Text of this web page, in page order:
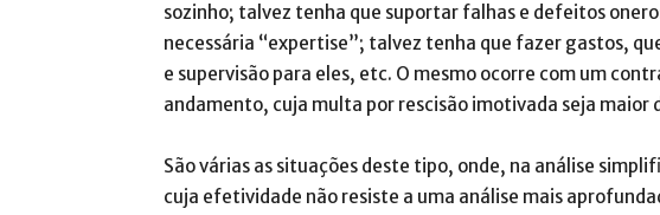
sozinho; talvez tenha que suportar falhas e defeitos
necessária “expertise”; talvez tenha que fazer gastos,
e supervisão para eles, etc. O mesmo ocorre com um
andamento, cuja multa por rescisão imotivada seja maior
São várias as situações deste tipo, onde, na análise
cuja efetividade não resiste a uma análise mais